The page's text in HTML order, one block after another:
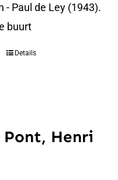
- Paul de Ley (1943).
buurt
Details
Pont, Henri